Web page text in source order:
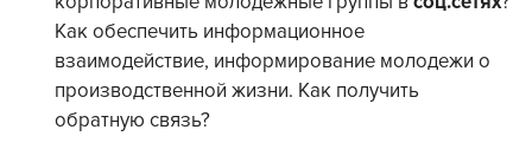
Как обеспечить информационное
взаимодействие, информирование молодежи о
производственной жизни. Как получить
обратную связь?